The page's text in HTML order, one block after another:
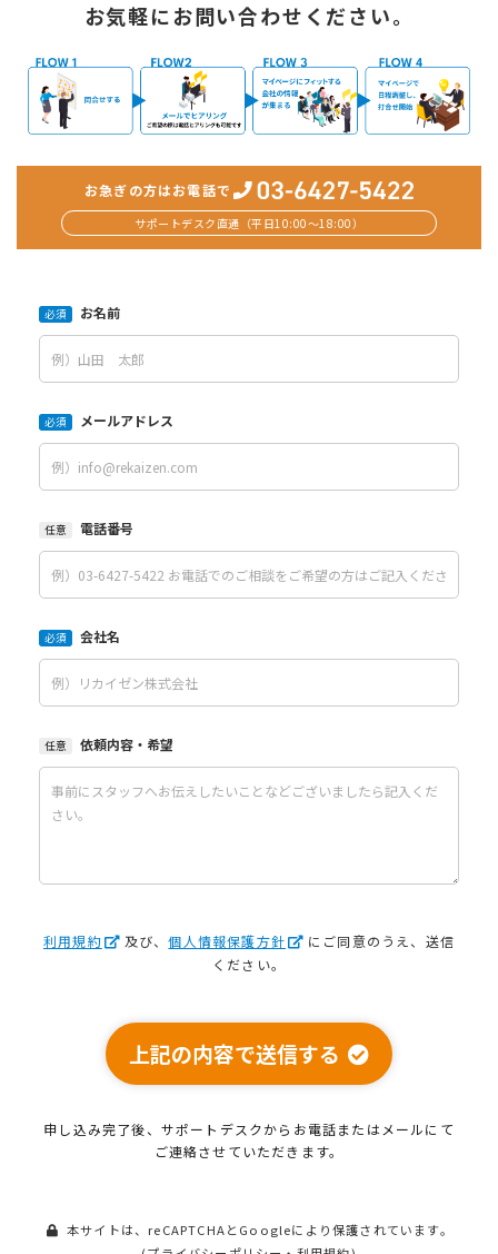
お気軽にお問い合わせください。
お急ぎの方はお電話で
サポートデスク直通（平日10:00〜18:00）
必須 お名前
必須 メールアドレス
任意 電話番号
必須 会社名
任意 依頼内容・希望
利用規約 及び、個人情報保護方針
にご同意のうえ、送信
ください。
上記の内容で送信する
申し込み完了後、サポートデスクから お電話またはメールにて
ご連絡させていただきます。
本サイトは、reCAPTCHAとGoogleにより保護されています。